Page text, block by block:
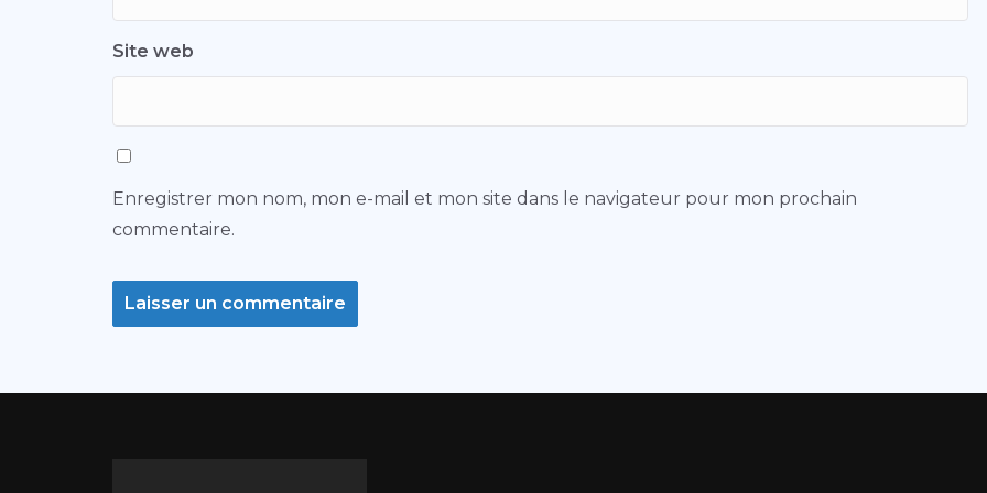
Site web
Enregistrer mon nom, mon e-mail et mon site dans le navigateur pour mon prochain
commentaire.